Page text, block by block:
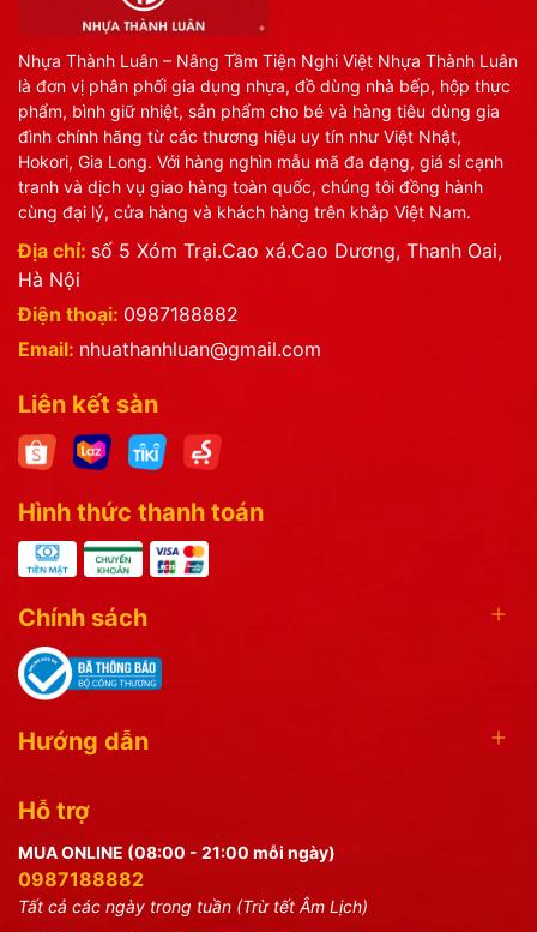
Nhựa Thành Luân – Nâng Tầm Tiện Nghi Việt Nhựa Thành Luân
là đơn vị phân phối gia dụng nhựa, đồ dùng nhà bếp, hộp thực
phẩm, bình giữ nhiệt, sản phẩm cho bé và hàng tiêu dùng gia
đình chính hãng từ các thương hiệu uy tín như Việt Nhật,
Hokori, Gia Long. Với hàng nghìn mẫu mã đa dạng, giá sỉ cạnh
tranh và dịch vụ giao hàng toàn quốc, chúng tôi đồng hành
cùng đại lý, cửa hàng và khách hàng trên khắp Việt Nam.
Địa chỉ: số 5 Xóm Trại.Cao xá.Cao Dương, Thanh Oai,
Hà Nội
Điện thoại: 0987188882
Email: nhuathanhluan@gmail.com
Liên kết sàn
Hình thức thanh toán
Chính sách
Hướng dẫn
Hỗ trợ
MUA ONLINE (08:00 - 21:00 mỗi ngày)
0987188882
Tất cả các ngày trong tuần (Trừ tết Âm Lịch)